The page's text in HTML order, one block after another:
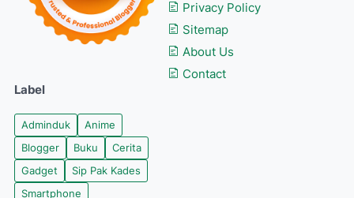
Privacy Policy
Sitemap
About Us
Contact
Label
Adminduk
Anime
Blogger
Buku
Cerita
Gadget
Sip Pak Kades
Smartphone